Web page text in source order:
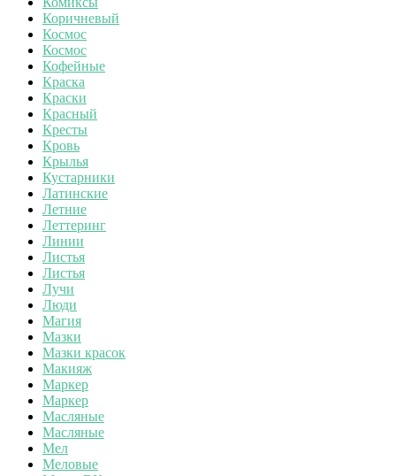
Коричневый
Космос
Космос
Кофейные
Краска
Краски
Красный
Кресты
Кровь
Крылья
Кустарники
Латинские
Летние
Леттеринг
Линии
Листья
Листья
Лучи
Люди
Магия
Мазки
Мазки красок
Макияж
Маркер
Маркер
Масляные
Масляные
Мел
Меловые